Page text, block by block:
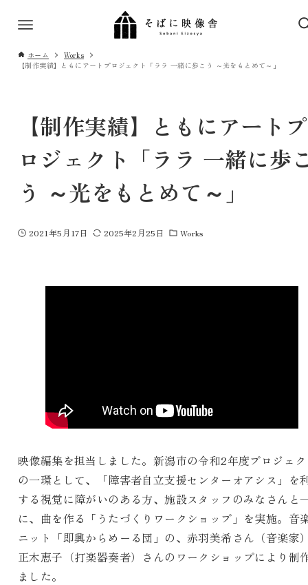
ホーム
Works
【制作実績】ともにアートプロジェクト「ララ 一緒に歩こう ～光をもとめて～」
【制作実績】ともにアートプ
ロジェクト「ララ 一緒に歩
う ～光をもとめて～」
2021年5月17日 2025年2月25日 Works
映像編集を担当しました。新潟市の令和2年度プロジェ
の一環として、「障害者自立支援センターオアシス」を
する視覚に障がいのある方、施設スタッフのみなさんと
に、曲を作る「うたづくりワークショップ」を実施。音
ニット「即興からめーる団」の、赤羽美希さん（音楽家
正木恵子（打楽器奏者）さんのワークショップにより制
ました。